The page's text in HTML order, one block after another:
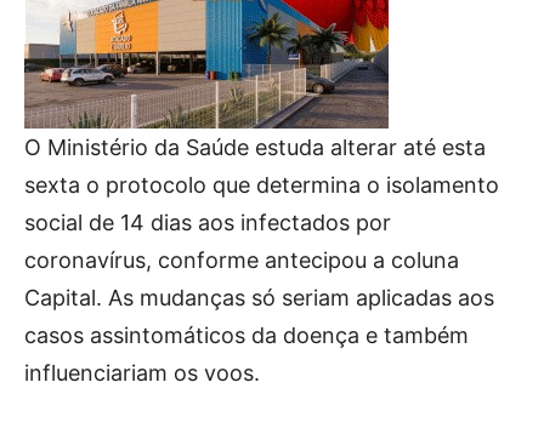
O Ministério da Saúde estuda alterar até esta
sexta o protocolo que determina o isolamento
social de 14 dias aos infectados por
coronavírus, conforme antecipou a coluna
Capital. As mudanças só seriam aplicadas aos
casos assintomáticos da doença e também
influenciariam os voos.